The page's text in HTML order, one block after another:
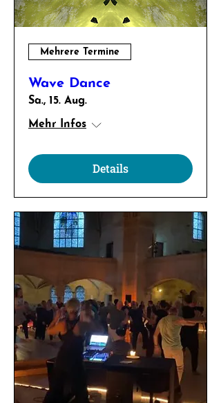
Mehrere Termine
Wave Dance
Sa., 15. Aug.
Mehr Infos
Details